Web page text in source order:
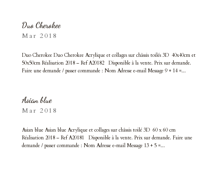
Duo Cherokee
Mar 2018
Duo Cherokee Duo Cherokee Acrylique et collages sur châssis toilés 3D 40x40cm et
50x50cm Réalisation 2018 – Ref A20182 Disponible à la vente. Prix sur demande.
Faire une demande / passer commande : Nom Adresse e-mail Message 9 + 14 =...
Asian blue
Mar 2018
Asian blue Asian blue Acrylique et collages sur châssis toilé 3D 60 x 60 cm
Réalisation 2018 – Ref A20181 Disponible à la vente. Prix sur demande. Faire une
demande / passer commande : Nom Adresse e-mail Message 13 + 5 =...